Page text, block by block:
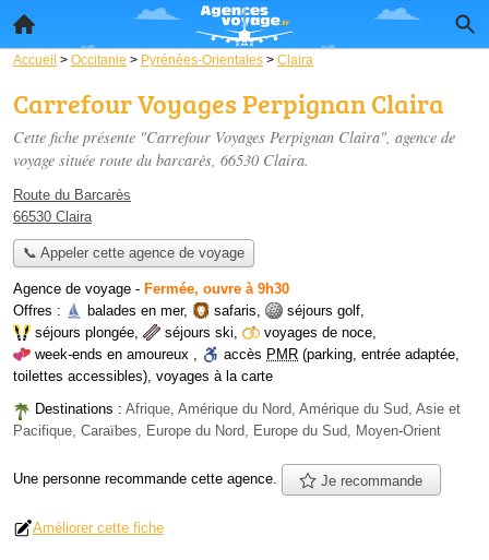
Accueil > Occitanie > Pyrénées-Orientales > Claira
Carrefour Voyages Perpignan Claira
Cette fiche présente "Carrefour Voyages Perpignan Claira", agence de
voyage située route du barcarès, 66530 Claira.
Route du Barcarès
66530 Claira
📞 Appeler cette agence de voyage
Agence de voyage - Fermée, ouvre à 9h30
Offres :
balades en mer, safaris, séjours golf,
séjours plongée, séjours ski, voyages de noce,
week-ends en amoureux , accès PMR (parking, entrée adaptée,
toilettes accessibles), voyages à la carte
Destinations : Afrique, Amérique du Nord, Amérique du Sud, Asie et
Pacifique, Caraïbes, Europe du Nord, Europe du Sud, Moyen-Orient
Une personne recommande cette agence. Je recommande
Améliorer cette fiche